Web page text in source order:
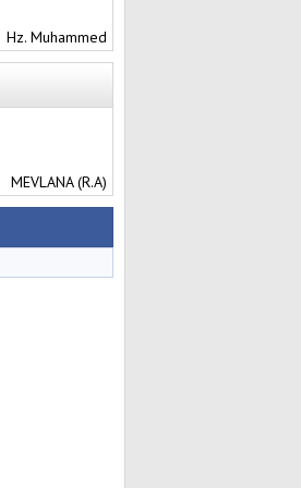
Hz. Muhammed
MEVLANA (R.A)